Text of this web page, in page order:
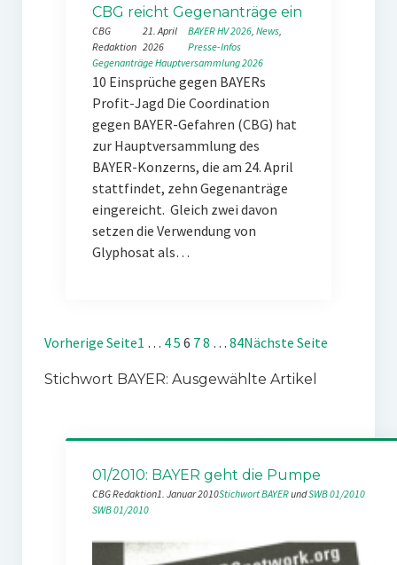
CBG reicht Gegenanträge ein
CBG
Redaktion
21. April
2026
BAYER HV 2026, News
Presse-Infos
GegenanträgeHauptversammlung 2026
10 Einsprüche gegen BAYERs
Profit-Jagd Die Coordination
gegen BAYER-Gefahren (CBG) hat
zur Hauptversammlung des
BAYER-Konzerns, die am 24. April
stattfindet, zehn Gegenanträge
eingereicht. Gleich zwei davon
setzen die Verwendung von
Glyphosat als…
Vorherige Seite1 … 45 6 78 … 84Nächste Seite
Stichwort BAYER: Ausgewählte Artikel
01/2010: BAYER geht die Pumpe
CBG Redaktion1. Januar 2010Stichwort BAYER und SWB 01/2010
SWB 01/2010